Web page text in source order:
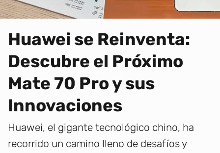
Huawei se Reinventa:
Descubre el Próximo
Mate 70 Pro y sus
Innovaciones
Huawei, el gigante tecnológico chino, ha
recorrido un camino lleno de desafíos y